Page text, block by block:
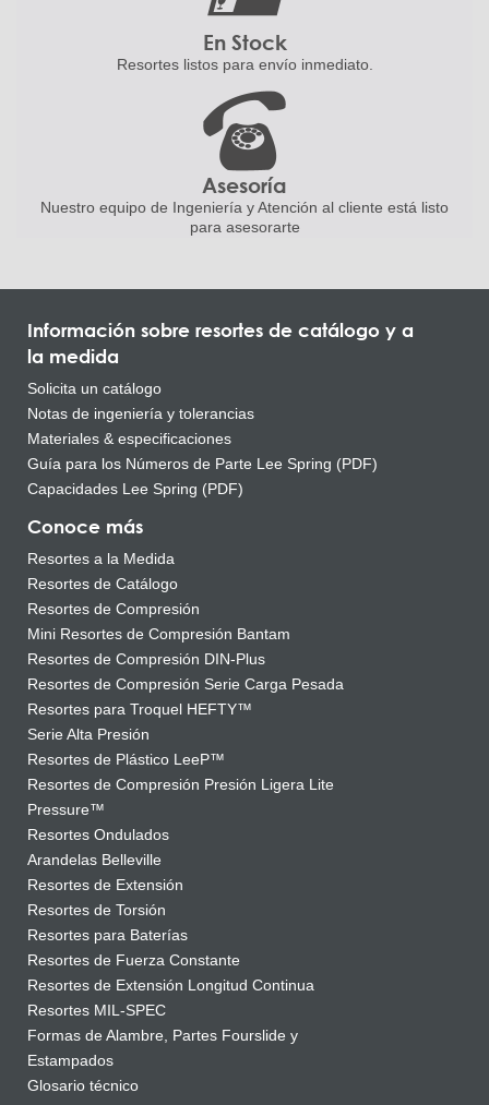
En Stock
Resortes listos paraenvío inmediato.
Asesoría
Nuestro equipo de Ingeniería y Atención al cliente está listo
para asesorarte
Información sobre resortes de catálogo y a
la medida
Solicita un catálogo
Notas de ingeniería y tolerancias
Materiales & especificaciones
Guía para los Números de Parte Lee Spring (PDF)
Capacidades Lee Spring (PDF)
Conoce más
Resortes a la Medida
Resortes de Catálogo
Resortes de Compresión
Mini Resortes de Compresión Bantam
Resortes de Compresión DIN-Plus
Resortes de Compresión Serie Carga Pesada
Resortes para Troquel HEFTY™
Serie Alta Presión
Resortes de Plástico LeeP™
Resortes de Compresión Presión Ligera Lite
Pressure™
Resortes Ondulados
Arandelas Belleville
Resortes de Extensión
Resortes de Torsión
Resortes para Baterías
Resortes de Fuerza Constante
Resortes de Extensión Longitud Continua
Resortes MIL-SPEC
Formas de Alambre, Partes Fourslide y
Estampados
Glosario técnico